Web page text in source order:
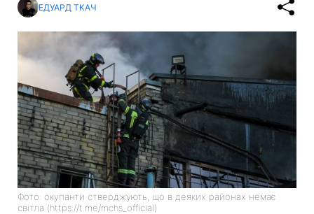
ЕДУАРД ТКАЧ
Фото: окупанти стверджують, що в деяких районах немає
світла (https://t.me/mchs_official)